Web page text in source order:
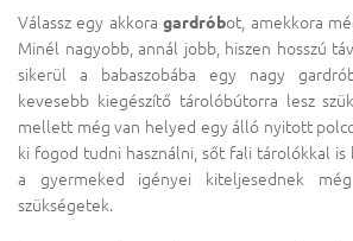
Válassz egy akkoragardróbot, amekkora
Minél nagyobb, annál jobb, hiszen hosszú
sikerül a babaszobába egy nagy
kevesebb kiegészítő tárolóbútorra lesz
mellett még van helyed egy álló nyitott
ki fogod tudni használni, sőt fali tárolókkal is
a gyermeked igényei kiteljesednek
szükségetek.